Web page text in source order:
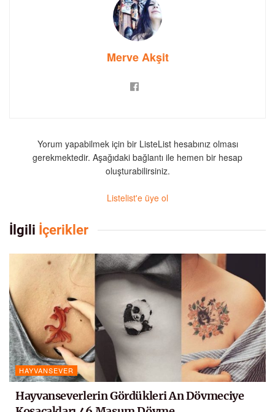
Merve Akşit
Yorum yapabilmek için bir ListeList hesabınız olması
gerekmektedir. Aşağıdaki bağlantı ile hemen bir hesap
oluşturabilirsiniz.
Listelist'e üye ol
İlgili İçerikler
HAYVANSEVER
Hayvanseverlerin Gördükleri An Dövmeciye